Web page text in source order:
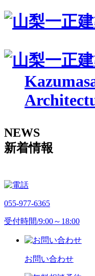
NEWS
新着情報
055-977-6365
受付時間/9:00～18:00
お問い合わせ